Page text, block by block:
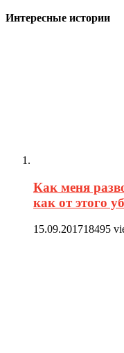
Интересные истории
Как меня
как от этого
15.09.201718495